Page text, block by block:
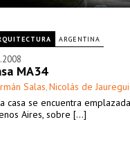
ARGENTINA
MA34
Salas, Nicolás de Jauregui
casa se encuentra
Aires, sobre [...]